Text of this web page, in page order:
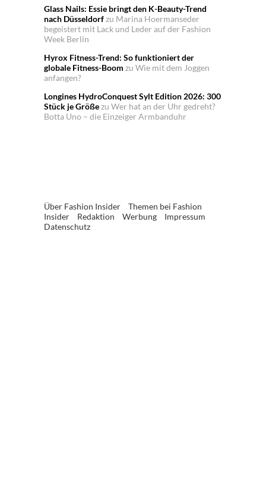
Glass Nails: Essie bringt den K-Beauty-Trend
nach Düsseldorfzu Marina Hoermanseder
begeistert mit Lack und Leder auf der Fashion
Week Berlin
Hyrox Fitness-Trend: So funktioniert der
globale Fitness-Boom zu Wie mit dem Joggen
anfangen?
Longines HydroConquest Sylt Edition 2026: 300
Stück je Größezu Wer hat an der Uhr gedreht?
Botta Uno – die Einzeiger Armbanduhr
Über Fashion Insider
Themen bei Fashion
Insider
Redaktion Werbung
Impressum
Datenschutz